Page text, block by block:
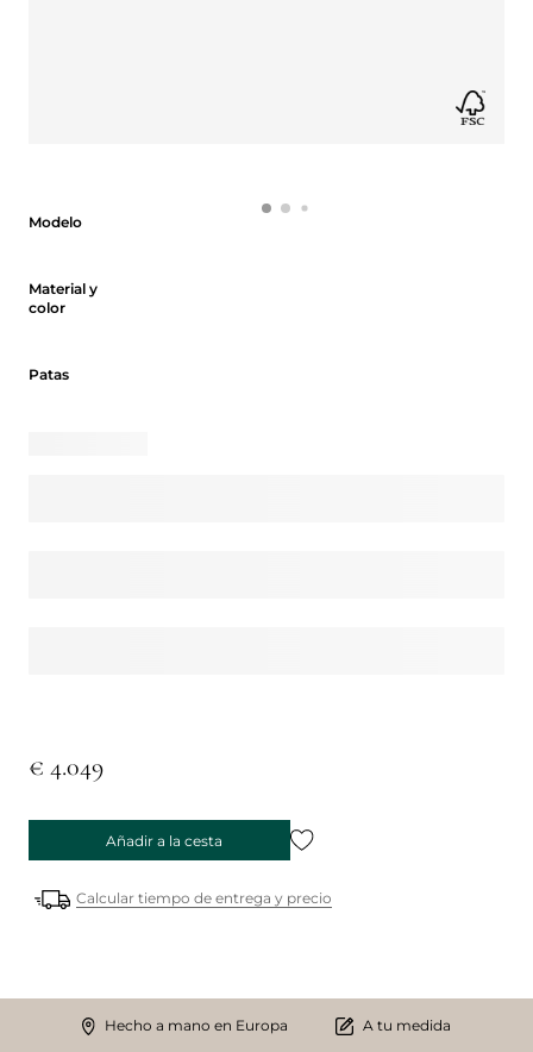
Modelo
Material y
color
Patas
€ 4.049
Añadir a la cesta
Calcular tiempo de entrega y precio
Hecho a mano en Europa A tu medida